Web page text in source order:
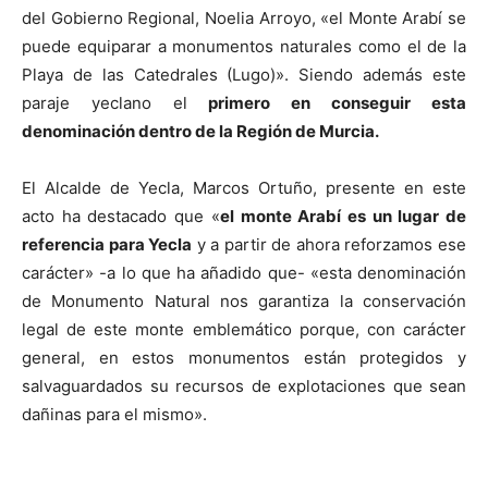
del Gobierno Regional, Noelia Arroyo, «el Monte Arabí se
puede equiparar a monumentos naturales como el de la
Playa de las Catedrales (Lugo)». Siendo además este
paraje yeclano el primero en conseguir esta
denominación dentro de la Región de Murcia.
El Alcalde de Yecla, Marcos Ortuño, presente en este
acto ha destacado que «el monte Arabí es un lugar de
referencia para Yecla y a partir de ahora reforzamos ese
carácter» -a lo que ha añadido que- «esta denominación
de Monumento Natural nos garantiza la conservación
legal de este monte emblemático porque, con carácter
general, en estos monumentos están protegidos y
salvaguardados su recursos de explotaciones que sean
dañinas para el mismo».